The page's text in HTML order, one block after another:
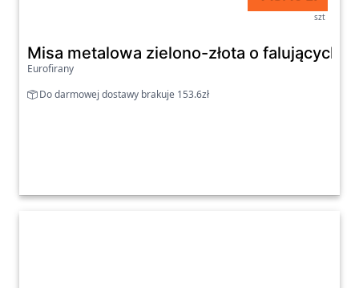
szt
Misa metalowa zielono-złota o falujących
Eurofirany
Do darmowej dostawy brakuje 153.6zł